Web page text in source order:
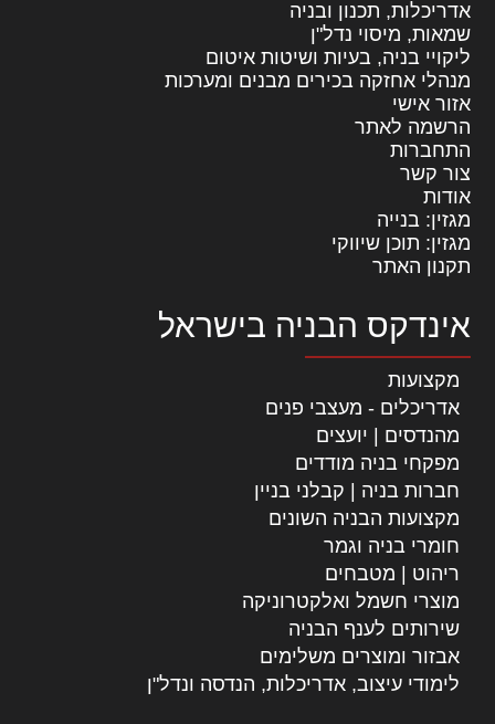
אדריכלות, תכנון ובניה
שמאות, מיסוי נדל"ן
ליקויי בניה, בעיות ושיטות איטום
מנהלי אחזקה בכירים מבנים ומערכות
אזור אישי
הרשמה לאתר
התחברות
צור קשר
אודות
מגזין: בנייה
מגזין: תוכן שיווקי
תקנון האתר
אינדקס הבניה בישראל
מקצועות
אדריכלים - מעצבי פנים
מהנדסים | יועצים
מפקחי בניה מודדים
חברות בניה | קבלני בניין
מקצועות הבניה השונים
חומרי בניה וגמר
ריהוט | מטבחים
מוצרי חשמל ואלקטרוניקה
שירותים לענף הבניה
אבזור ומוצרים משלימים
לימודי עיצוב, אדריכלות, הנדסה ונדל"ן